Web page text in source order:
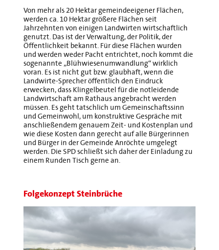
Von mehr als 20 Hektar gemeindeeigener Flächen,
werden ca. 10 Hektar größere Flächen seit
Jahrzehnten von einigen Landwirten wirtschaftlich
genutzt. Das ist der Verwaltung, der Politik, der
Öffentlichkeit bekannt. Für diese Flächen wurden
und werden weder Pacht entrichtet, noch kommt die
sogenannte „Blühwiesenumwandlung“ wirklich
voran. Es ist nicht gut bzw. glaubhaft, wenn die
Landwirte-Sprecher öffentlich den Eindruck
erwecken, dass Klingelbeutel für die notleidende
Landwirtschaft am Rathaus angebracht werden
müssen. Es geht tatschlich um Gemeinschaftssinn
und Gemeinwohl, um konstruktive Gespräche mit
anschließendem genauem Zeit- und Kostenplan und
wie diese Kosten dann gerecht auf alle Bürgerinnen
und Bürger in der Gemeinde Anröchte umgelegt
werden. Die SPD schließt sich daher der Einladung zu
einem Runden Tisch gerne an.
Folgekonzept Steinbrüche